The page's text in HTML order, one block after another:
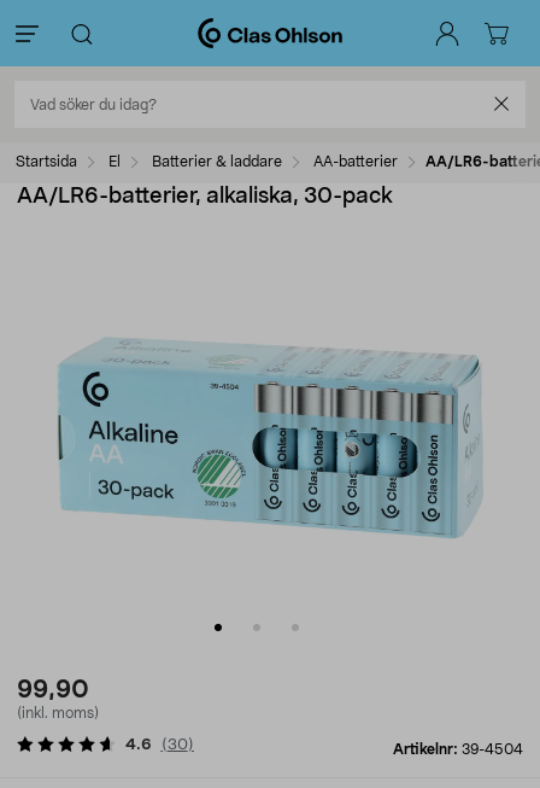
Startsida El Batterier & laddare AA-batterier AA/LR6-
AA/LR6-batterier, alkaliska, 30-pack
99,90
(inkl. moms)
Artikelnr: 39-4504
4.6 (30)